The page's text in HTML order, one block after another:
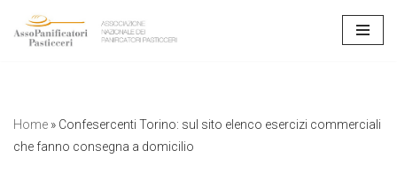
Vai
Home » Confesercenti Torino: sul sito elenco esercizi commerciali
che fanno consegna a domicilio